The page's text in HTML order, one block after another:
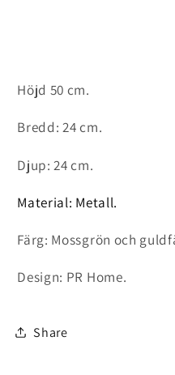
Höjd 50 cm.
Bredd: 24 cm.
Djup: 24 cm.
Material: Metall.
Färg: Mossgrön och
Design: PR Home.
Share